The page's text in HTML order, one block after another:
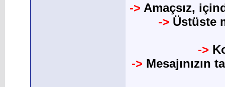
-> Amaçsız,
-> Üstüste
->
-> Mesajınızın